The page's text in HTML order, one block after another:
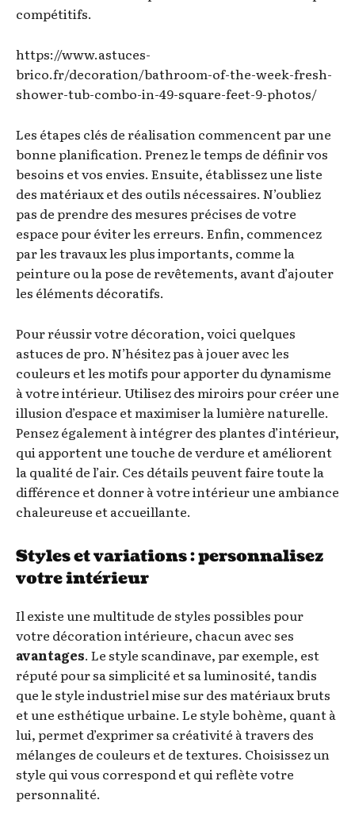
compétitifs.
https://www.astuces-
brico.fr/decoration/bathroom-of-the-week-fresh-
shower-tub-combo-in-49-square-feet-9-photos/
Les étapes clés de réalisation commencent par une
bonne planification. Prenez le temps de définir vos
besoins et vos envies. Ensuite, établissez une liste
des matériaux et des outils nécessaires. N’oubliez
pas de prendre des mesures précises de votre
espace pour éviter les erreurs. Enfin, commencez
par les travaux les plus importants, comme la
peinture ou la pose de revêtements, avant d’ajouter
les éléments décoratifs.
Pour réussir votre décoration, voici quelques
astuces de pro. N’hésitez pas à jouer avec les
couleurs et les motifs pour apporter du dynamisme
à votre intérieur. Utilisez des miroirs pour créer une
illusion d’espace et maximiser la lumière naturelle.
Pensez également à intégrer des plantes d’intérieur,
qui apportent une touche de verdure et améliorent
la qualité de l’air. Ces détails peuvent faire toute la
différence et donner à votre intérieur une ambiance
chaleureuse et accueillante.
Styles et variations : personnalisez
votre intérieur
Il existe une multitude de styles possibles pour
votre décoration intérieure, chacun avec ses
avantages. Le style scandinave, par exemple, est
réputé pour sa simplicité et sa luminosité, tandis
que le style industriel mise sur des matériaux bruts
et une esthétique urbaine. Le style bohème, quant à
lui, permet d’exprimer sa créativité à travers des
mélanges de couleurs et de textures. Choisissez un
style qui vous correspond et qui reflète votre
personnalité.